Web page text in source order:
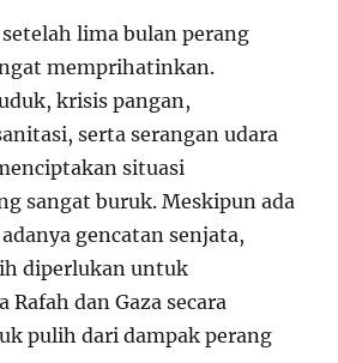
lima bulan perang
memprihatinkan.
krisis pangan,
serta serangan udara
situasi
sangat buruk. Meskipun ada
gencatan senjata,
diperlukan untuk
Rafah dan Gaza secara
pulih dari dampak perang